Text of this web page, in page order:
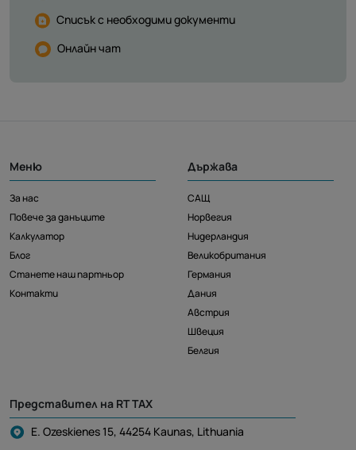
Списък с необходими документи
Онлайн чат
Меню
За нас
Повече за данъците
Калкулатор
Блог
Станете наш партньор
Контакти
Държава
САЩ
Норвегия
Нидерландия
Великобритания
Германия
Дания
Австрия
Швеция
Белгия
Представител на RT TAX
E. Ozeskienes 15, 44254 Kaunas, Lithuania